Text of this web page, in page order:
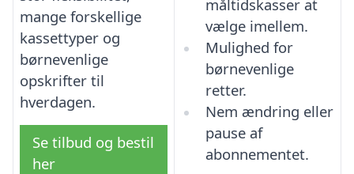
mange forskellige
kassettyper og
børnevenlige
opskrifter til
hverdagen.
Se tilbud og bestil
her
måltidskasser at
vælge imellem.
Mulighed for
børnevenlige
retter.
Nem ændring eller
pause af
abonnementet.